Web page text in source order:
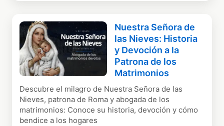
Nuestra Señora de
las Nieves: Historia
y Devoción a la
Patrona de los
Matrimonios
Descubre el milagro de Nuestra Señora de las
Nieves, patrona de Roma y abogada de los
matrimonios: Conoce su historia, devoción y cómo
bendice a los hogares